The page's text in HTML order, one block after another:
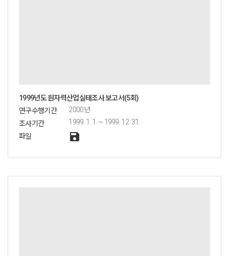
1999년도 원자력산업실태조사 보고서(5회)
연구수행기간
2000년
조사기간
1999. 1. 1. ~ 1999. 12. 31.
파일
save